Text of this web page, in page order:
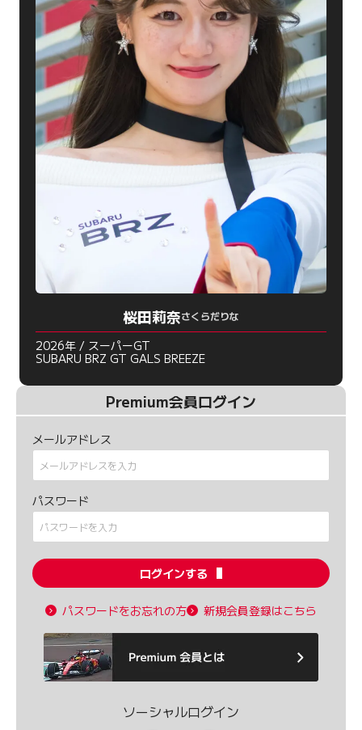
桜田莉奈さくらだりな
2026年 / スーパーGT
SUBARU BRZ GT GALS BREEZE
Premium会員ログイン
メールアドレス
パスワード
ログインする
パスワードをお忘れの方 新規会員登録はこちら
ソーシャルログイン